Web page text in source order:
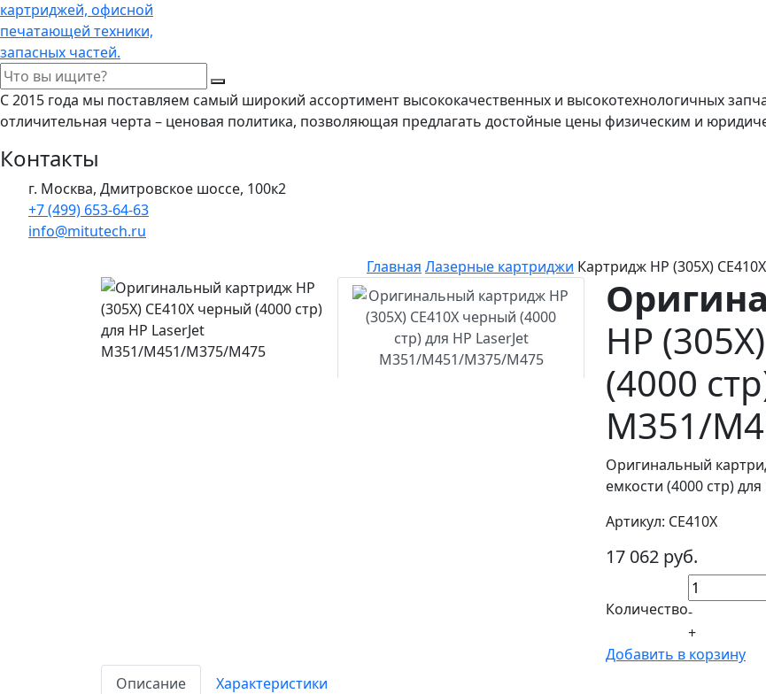
С 2015 года мы поставляем самый широкий ассортимент высококачественных и высокотехнологичных
отличительная черта – ценовая политика, позволяющая предлагать достойные цены физическим и
Контакты
г. Москва, Дмитровское шоссе, 100к2
+7 (499) 653-64-63
info@mitutech.ru
Главная Лазерные картриджи Картридж HP (305X)
HP
(4000
M351/
Оригинальный
емкости (4000 стр)
Артикул: CE410X
17 062 руб.
Количество-
+
Добавить в корзину
Описание
Характеристики